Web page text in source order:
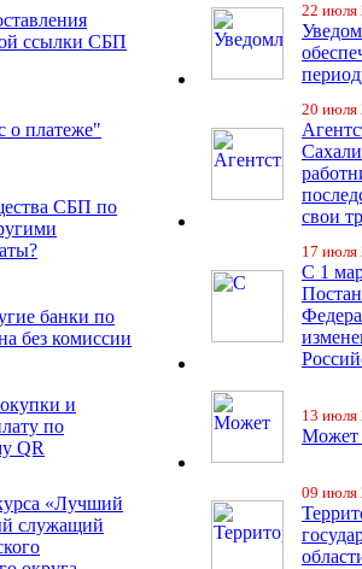
ссылки СБП
о платеже"
СБП по
банки по
без комиссии
и
по
QR
«Лучший
служащий
22 июля
20 июля
свои
17 июля
С 1
13 июля
Может
09 июля